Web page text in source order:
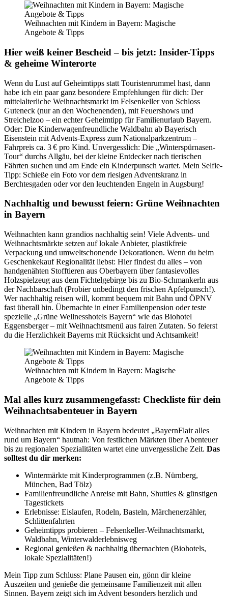
Weihnachten mit Kindern in Bayern: Magische
Angebote & Tipps
Hier weiß keiner Bescheid – bis jetzt: Insider-Tipps
& geheime Winterorte
Wenn du Lust auf Geheimtipps statt Touristenrummel hast, dann
habe ich ein paar ganz besondere Empfehlungen für dich: Der
mittelalterliche Weihnachtsmarkt im Felsenkeller von Schloss
Guteneck (nur an den Wochenenden), mit Feuershows und
Streichelzoo – ein echter Geheimtipp für Familienurlaub Bayern.
Oder: Die Kinderwagenfreundliche Waldbahn ab Bayerisch
Eisenstein mit Advents-Express zum Nationalparkzentrum –
Fahrpreis ca. 3 € pro Kind. Unvergesslich: Die „Winterspürnasen-
Tour“ durchs Allgäu, bei der kleine Entdecker nach tierischen
Fährten suchen und am Ende ein Kinderpunsch wartet. Mein Selfie-
Tipp: Schieße ein Foto vor dem riesigen Adventskranz in
Berchtesgaden oder vor den leuchtenden Engeln in Augsburg!
Nachhaltig und bewusst feiern: Grüne Weihnachten
in Bayern
Weihnachten kann grandios nachhaltig sein! Viele Advents- und
Weihnachtsmärkte setzen auf lokale Anbieter, plastikfreie
Verpackung und umweltschonende Dekorationen. Wenn du beim
Geschenkekauf Regionalität liebst: Hier findest du alles – von
handgenähten Stofftieren aus Oberbayern über fantasievolles
Holzspielzeug aus dem Fichtelgebirge bis zu Bio-Schmankerln aus
der Nachbarschaft (Probier unbedingt den frischen Apfelpunsch!).
Wer nachhaltig reisen will, kommt bequem mit Bahn und ÖPNV
fast überall hin. Übernachte in einer Familienpension oder teste
spezielle „Grüne Wellnesshotels Bayern“ wie das Biohotel
Eggensberger – mit Weihnachtsmenü aus fairen Zutaten. So feierst
du die Herzlichkeit Bayerns mit Rücksicht und Achtsamkeit!
Weihnachten mit Kindern in Bayern: Magische
Angebote & Tipps
Mal alles kurz zusammengefasst: Checkliste für dein
Weihnachtsabenteuer in Bayern
Weihnachten mit Kindern in Bayern bedeutet „BayernFlair alles
rund um Bayern“ hautnah: Von festlichen Märkten über Abenteuer
bis zu regionalen Spezialitäten wartet eine unvergessliche Zeit. Das
solltest du dir merken:
Wintermärkte mit Kinderprogrammen (z.B. Nürnberg,
München, Bad Tölz)
Familienfreundliche Anreise mit Bahn, Shuttles & günstigen
Tagestickets
Erlebnisse: Eislaufen, Rodeln, Basteln, Märchenerzähler,
Schlittenfahrten
Geheimtipps probieren – Felsenkeller-Weihnachtsmarkt,
Waldbahn, Winterwalderlebnisweg
Regional genießen & nachhaltig übernachten (Biohotels,
lokale Spezialitäten!)
Mein Tipp zum Schluss: Plane Pausen ein, gönn dir kleine
Auszeiten und genieße die gemeinsame Familienzeit mit allen
Sinnen. Bayern zeigt sich im Advent besonders herzlich und